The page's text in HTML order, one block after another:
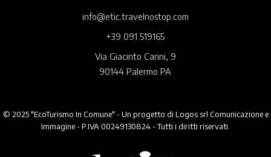
info@etic.travelnostop.com
+39 091 519165
Via Giacinto Carini, 9
90144 Palermo PA
© 2025 "EcoTurismo In Comune" - Un progetto di Logos srl Comunicazione e
Immagine - P.IVA 00249130824 - Tutti i diritti riservati.